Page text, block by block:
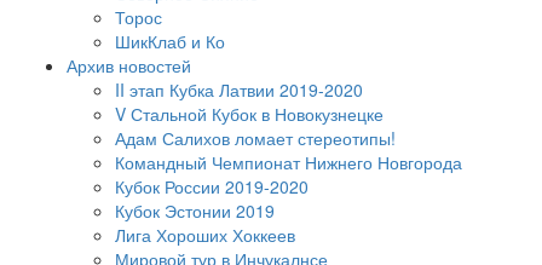
Торос
ШикКлаб и Ко
Архив новостей
II этап Кубка Латвии 2019-2020
V Стальной Кубок в Новокузнецке
Адам Салихов ломает стереотипы!
Командный Чемпионат Нижнего Новгорода
Кубок России 2019-2020
Кубок Эстонии 2019
Лига Хороших Хоккеев
Мировой тур в Инчукалнсе